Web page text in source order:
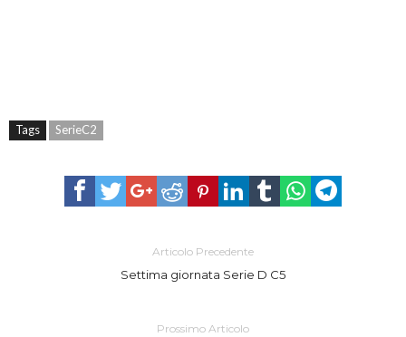
Tags SerieC2
Articolo Precedente
Settima giornata Serie D C5
Prossimo Articolo